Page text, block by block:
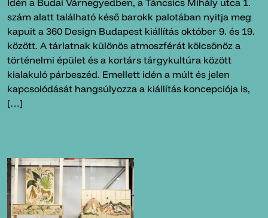
Idén a Budai Várnegyedben, a Táncsics Mihály utca 1.
szám alatt található késő barokk palotában nyitja meg
kapuit a 360 Design Budapest kiállítás október 9. és 19.
között. A tárlatnak különös atmoszférát kölcsönöz a
történelmi épület és a kortárs tárgykultúra között
kialakuló párbeszéd. Emellett idén a múlt és jelen
kapcsolódását hangsúlyozza a kiállítás koncepciója is,
[…]